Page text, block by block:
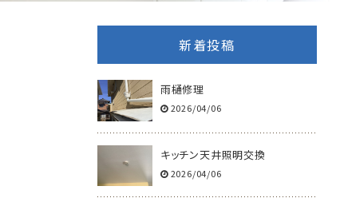
新着投稿
雨樋修理
2026/04/06
キッチン天井照明交換
2026/04/06